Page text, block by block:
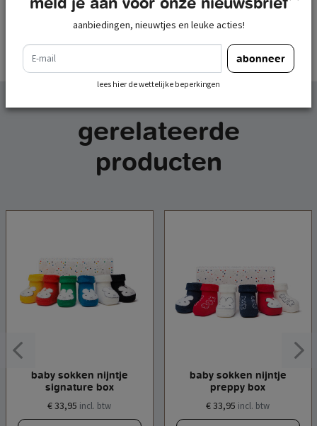
gerelateerde
producten
baby sokken nijntje
signature box
€ 33,95 incl. btw
baby sokken nijntje
preppy box
€ 33,95 incl. btw
aanbiedingen, nieuwtjes en leuke acties!
e-mail
abonneer
lees hier de wettelijke beperkingen